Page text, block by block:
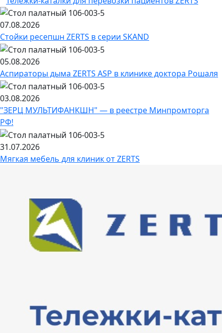
07.08.2026
Стойки ресепшн ZERTS в серии SKAND
05.08.2026
Аспираторы дыма ZERTS ASP в клинике доктора Рошаля
03.08.2026
"ЗЕРЦ МУЛЬТИФАНКШН" — в реестре Минпромторга
РФ!
31.07.2026
Мягкая мебель для клиник от ZERTS